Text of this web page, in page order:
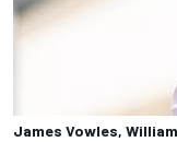
James Vowles,